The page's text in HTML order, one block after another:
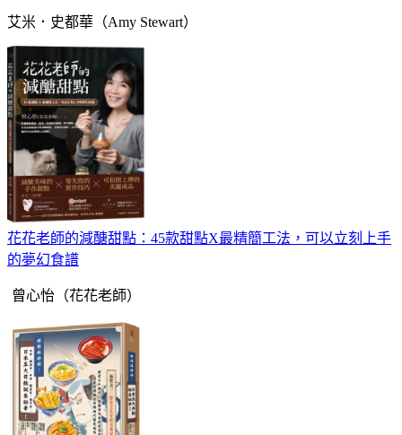
艾米．史都華（Amy Stewart）
花花老師的減醣甜點：45款甜點X最精簡工法，可以立刻上手
的夢幻食譜
曾心怡（花花老師）